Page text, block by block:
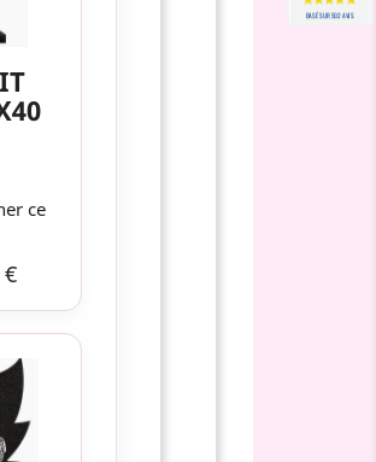
ce
BASÉ SUR 502 AVIS